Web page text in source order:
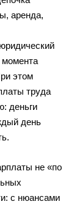
аренда,
момента
этом
труда
деньги
день
не «по
с нюансами